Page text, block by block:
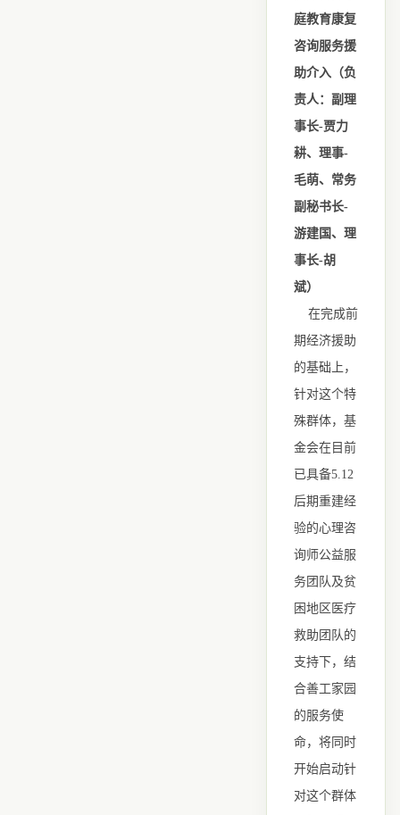
庭教育康复
咨询服务援
助介入（负
责人：副理
事长-贾力
耕、理事-
毛萌、常务
副秘书长-
游建国、理
事长-胡
斌）
在完成前
期经济援助
的基础上，
针对这个特
殊群体，基
金会在目前
已具备5.12
后期重建经
验的心理咨
询师公益服
务团队及贫
困地区医疗
救助团队的
支持下，结
合善工家园
的服务使
命，将同时
开始启动针
对这个群体